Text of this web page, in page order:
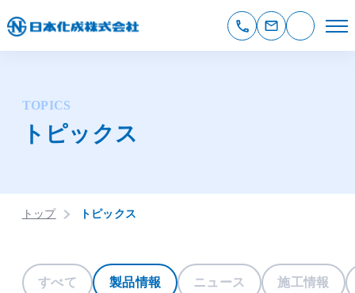
TOPICS
トピックス
トップ トピックス
すべて 製品情報 ニュース 施工情報